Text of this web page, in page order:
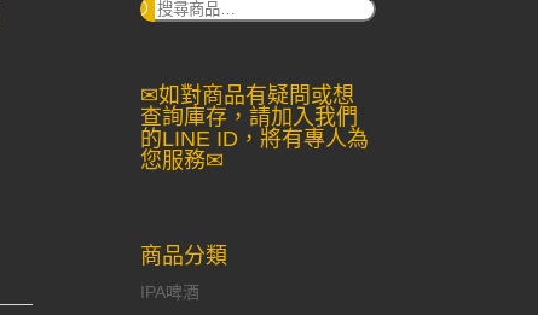
搜
✉如對商品有疑問或想
查詢庫存，請加入我們
的LINE ID，將有專人為
您服務✉
商品分類
IPA啤酒